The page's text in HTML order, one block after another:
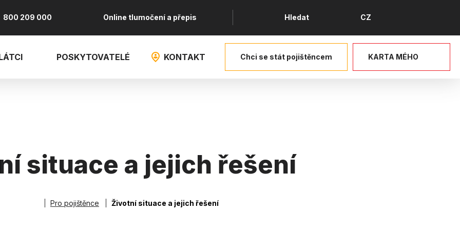
800 209 000 Online tlumočení a přepis Hledat Jazyk
CZ
POSKYTOVATELÉ KONTAKT Chci se stát pojištěncem KARTA MÉHO
situace a jejich řešení
navigace
Pro pojištěnce Životní situace a jejich řešení